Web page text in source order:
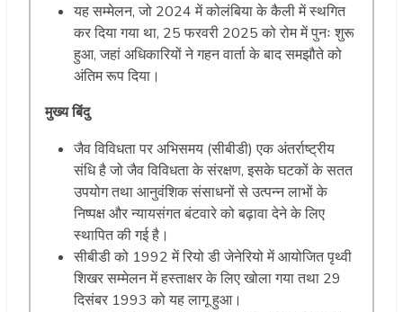
यह सम्मेलन, जो 2024 में कोलंबिया के कैली में स्थगित
कर दिया गया था, 25 फरवरी 2025 को रोम में पुनः शुरू
हुआ, जहां अधिकारियों ने गहन वार्ता के बाद समझौते को
अंतिम रूप दिया।
मुख्य बिंदु
जैव विविधता पर अभिसमय (सीबीडी) एक अंतर्राष्ट्रीय
संधि है जो जैव विविधता के संरक्षण, इसके घटकों के सतत
उपयोग तथा आनुवंशिक संसाधनों से उत्पन्न लाभों के
निष्पक्ष और न्यायसंगत बंटवारे को बढ़ावा देने के लिए
स्थापित की गई है।
सीबीडी को 1992 में रियो डी जेनेरियो में आयोजित पृथ्वी
शिखर सम्मेलन में हस्ताक्षर के लिए खोला गया तथा 29
दिसंबर 1993 को यह लागू हुआ।